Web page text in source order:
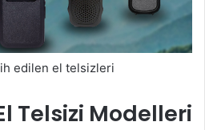
edilen el telsizleri
Telsizi Modelleri